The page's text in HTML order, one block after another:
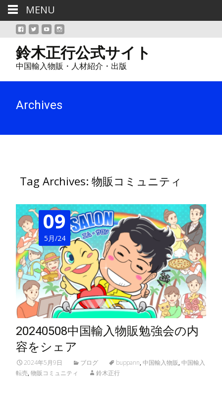
鈴木正行公式サイト
中国輸入物販・人材紹介・出版
Archives
Tag Archives: 物販コミュニティ
09
5月/24
20240508中国輸入物販勉強会の内
容をシェア
2024年5月9日 ブログ buppann,中国輸入物販,中国輸入
転売,物販コミュニティ 鈴木正行
MENU